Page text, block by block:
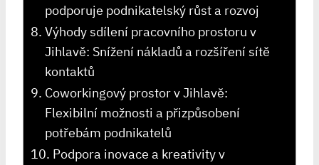
podporuje podnikatelský růst a rozvoj
Výhody sdílení pracovního prostoru v
Jihlavě: Snížení nákladů a rozšíření sítě
kontaktů
Coworkingový prostor v Jihlavě:
Flexibilní možnosti a přizpůsobení
potřebám podnikatelů
Podpora inovace a kreativity v